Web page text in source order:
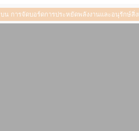
บน การจัดบอร์ดการประหยัดพลังงานและอนุรักษ์สิ่